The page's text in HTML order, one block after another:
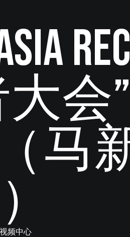
会
马
视频中心